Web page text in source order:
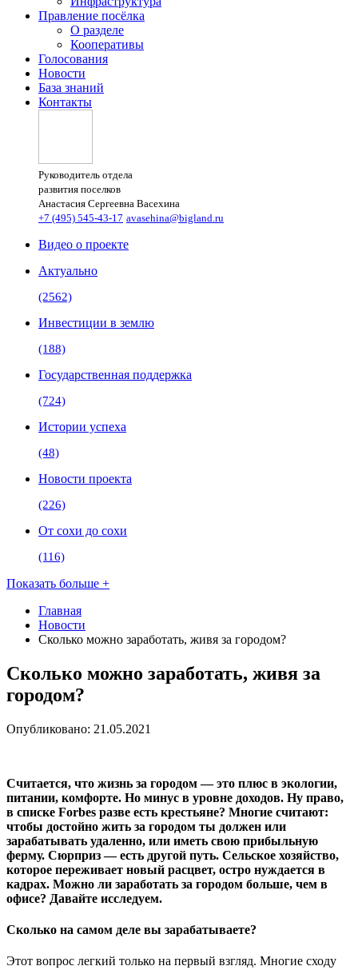
Правление посёлка
О разделе
Кооперативы
Голосования
Новости
База знаний
Контакты
Руководитель отдела
развития поселков
Анастасия Сергеевна Васехина
+7 (495) 545-43-17 avasehina@bigland.ru
Видео о проекте
Актуально
(2562)
Инвестиции в землю
(188)
Государственная поддержка
(724)
Истории успеха
(48)
Новости проекта
(226)
От сохи до сохи
(116)
Показать больше +
Главная
Новости
Сколько можно заработать, живя за городом?
Сколько можно заработать, живя за
городом?
Опубликовано: 21.05.2021
Считается, что жизнь за городом — это плюс в экологии,
питании, комфорте. Но минус в уровне доходов. Ну право,
в списке Forbes разве есть крестьяне? Многие считают:
чтобы достойно жить за городом ты должен или
зарабатывать удаленно, или иметь свою прибыльную
ферму. Сюрприз — есть другой путь. Сельское хозяйство,
которое переживает новый расцвет, остро нуждается в
кадрах. Можно ли заработать за городом больше, чем в
офисе? Давайте исследуем.
Сколько на самом деле вы зарабатываете?
Этот вопрос легкий только на первый взгляд. Многие сходу